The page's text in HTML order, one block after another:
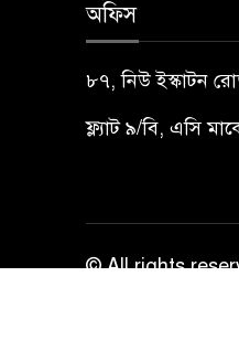
অফিস
৮৭, নিউ ইস্কাটন
ফ্ল্যাট ৯/বি, এসি
© All rights